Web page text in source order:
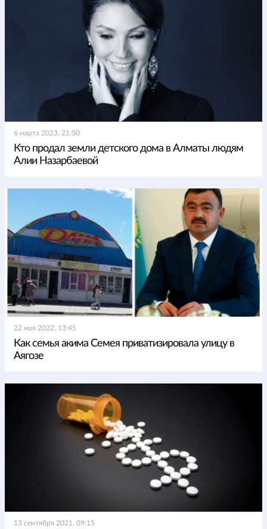
6 марта 2023, 21:50
Кто продал земли детского дома в Алматы людям
Алии Назарбаевой
22 мая 2022, 13:45
Как семья акима Семея приватизировала улицу в
Аягозе
13 сентября 2021, 09:15